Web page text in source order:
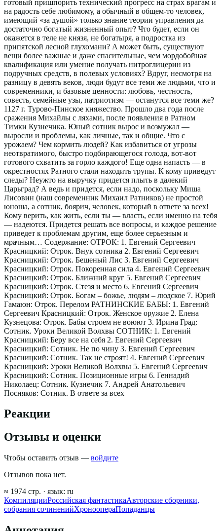
готовый пришпорить технический прогресс на страх врагам и
на радость себе любимому, а обычный в общем-то человек,
имеющий «за душой» только знание теории управления да
достаточно богатый жизненный опыт? Что будет, если он
окажется в теле не князя, не богатыря, а подростка из
припятской лесной глухомани? А может быть, существуют
вещи более важные и даже спасительные, чем мордобойная
квалификация или умение получать нитроглицерин из
подручных средств, в полевых условиях? Вдруг, несмотря на
разницу в девять веков, люди будут все теми же людьми, что и
современники, и базовые ценности: любовь, честность,
совесть, семейные узы, патриотизм — останутся все теми же?
1127 г. Турово-Пинское княжество. Прошло два года после
сражения Михайлы с ляхами, после появления в Ратном
Тимки Кузнечика. Юный сотник вырос и возмужал —
выросли и проблемы, как личные, так и общие. Что с
урожаем? Чем кормить людей? Как избавиться от угрозы
неотвратимого, быстро подбирающегося голода, вот-вот
готового схватить за горло каждого! Еще одна напасть — в
окрестностях Ратного стали находить трупы. К кому приведут
следы? Неужто на выручку придется плыть в далекий
Царьград? А ведь и придется, если надо, поскольку Миша
Лисовин (наш современник Михаил Ратников) не простой
юноша, а сотник, боярич, человек, который в ответе за всех!
Кому верить, как жить, если ты — власть, если именно на тебя
— надеются. Придется решать все вопросы, и каждое решение
приведет к проблемам другим, еще более серьезным и
мрачным… Содержание: ОТРОК: 1. Евгений Сергеевич
Красницкий: Отрок. Внук сотника 2. Евгений Сергеевич
Красницкий: Отрок. Бешеный Лис 3. Евгений Сергеевич
Красницкий: Отрок. Покоренная сила 4. Евгений Сергеевич
Красницкий: Отрок. Ближний круг 5. Евгений Сергеевич
Красницкий: Отрок. Стезя и место 6. Евгений Сергеевич
Красницкий: Отрок. Богам – божье, людям – людское 7. Юрий
Гамаюн: Отрок. Перелом РАТНИНСКИЕ БАБЫ: 1. Евгений
Сергеевич Красницкий: Отрок. Женское оружие 2. Елена
Кузнецова: Отрок. Бабы строем не воюют 3. Ирина Град:
Сотник. Уроки Великой Волхвы СОТНИК: 1. Евгений
Красницкий: Беру все на себя 2. Евгений Сергеевич
Красницкий: Сотник. Не по чину 3. Евгений Сергеевич
Красницкий: Сотник. Так не строят! 4. Евгений Сергеевич
Красницкий: Уроки Великой Волхвы 5. Евгений Сергеевич
Красницкий: Сотник. Позиционные игры 6. Геннадий
Николаец: Сотник. Кузнечик 7. Андрей Анатольевич
Посняков: Сотник. В ответе за всех
Реакции
Отзывы и оценки
Чтобы оставить отзыв — войдите
Отзывов пока нет.
≈ 1974 стр. · язык: ru
КомпиляцииРоссийская фантастикаАвторские сборники,
собрания сочиненийХроноопераПопаданцы